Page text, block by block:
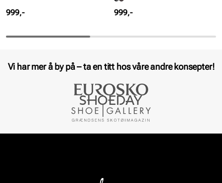
Pris
999,- Pris
999,-
Vi har mer å by på – ta en titt hos våre andre konsepter!